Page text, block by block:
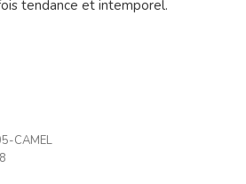
tendance et intemporel.
CAMEL